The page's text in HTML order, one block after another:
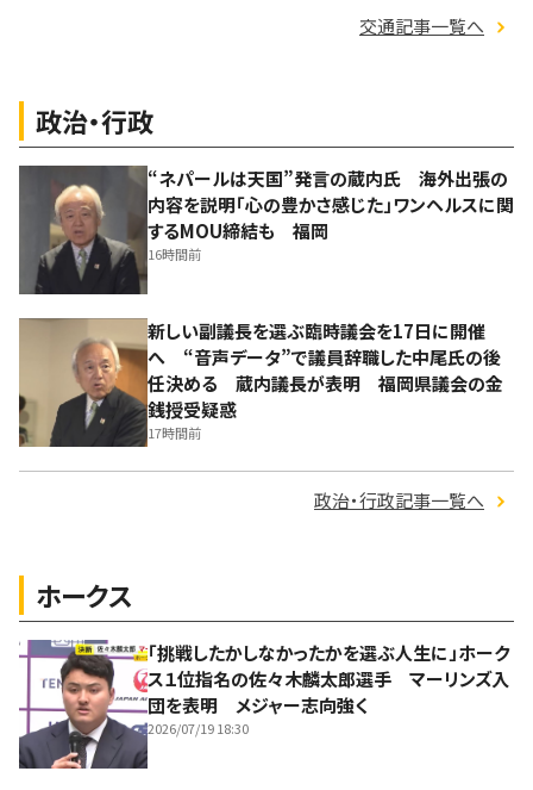
交通記事一覧へ
政治・行政
“ネパールは天国”発言の蔵内氏 海外出張の
内容を説明「心の豊かさ感じた」ワンヘルスに関
するMOU締結も 福岡
16時間前
新しい副議長を選ぶ臨時議会を17日に開催
へ “音声データ”で議員辞職した中尾氏の後
任決める 蔵内議長が表明 福岡県議会の金
銭授受疑惑
17時間前
政治・行政記事一覧へ
ホークス
「挑戦したかしなかったかを選ぶ人生に」ホーク
ス１位指名の佐々木麟太郎選手 マーリンズ入
団を表明 メジャー志向強く
2026/07/19 18:30